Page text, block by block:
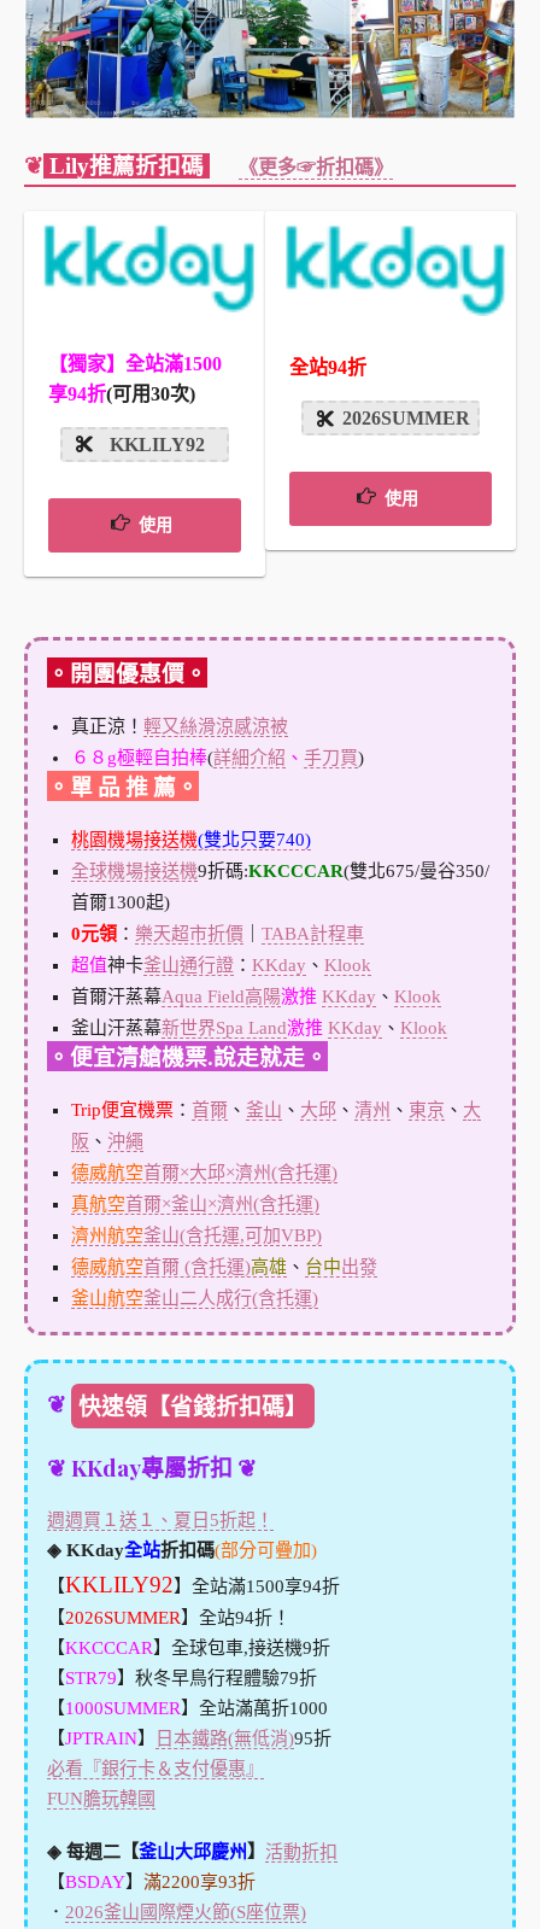
❦ Lily推薦折扣碼 《更多☞折扣碼》
【獨家】全站滿1500
享94折(可用30次)
KKLILY92
使用
全站94折
2026SUMMER
使用
。開團優惠價。
真正涼！ 輕又絲滑涼感涼被
６８g極輕自拍棒(詳細介紹 、 手刀買)
。單 品 推 薦。
桃園機場接送機(雙北只要740)
全球機場接送機9折碼:KKCCCAR(雙北675/曼谷350/
首爾1300起)
0元領： 樂天超市折價｜ TABA計程車
超值神卡釜山通行證： KKday 、 Klook
首爾汗蒸幕Aqua Field高陽激推 KKday 、 Klook
釜山汗蒸幕新世界Spa Land激推 KKday 、 Klook
。便宜清艙機票.說走就走。
Trip便宜機票： 首爾 、 釜山 、 大邱、 清州 、 東京 、 大
阪 、 沖繩
德威航空首爾×大邱×濟州(含托運)
真航空首爾×釜山×濟州(含托運)
濟州航空釜山(含托運,可加VBP)
德威航空首爾 (含托運)高雄 、 台中出發
釜山航空釜山二人成行(含托運)
❦ 快速領【省錢折扣碼】
❦ KKday專屬折扣 ❦
週週買１送１、夏日5折起！
◈ KKday全站折扣碼(部分可疊加)
【KKLILY92】全站滿1500享94折
【2026SUMMER】全站94折！
【KKCCCAR】全球包車,接送機9折
【STR79】秋冬早鳥行程體驗79折
【1000SUMMER】全站滿萬折1000
【JPTRAIN】 日本鐵路(無低消)95折
必看『銀行卡＆支付優惠』
FUN膽玩韓國
◈ 每週二【釜山大邱慶州】 活動折扣
【BSDAY】 滿2200享93折
． 2026釜山國際煙火節(S座位票)